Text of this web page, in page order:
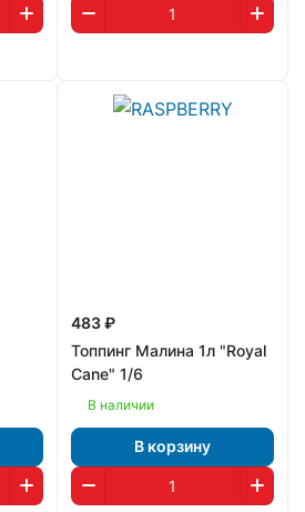
483 ₽
Топпинг Малина 1л "Royal
Cane" 1/6
В наличии
В корзину